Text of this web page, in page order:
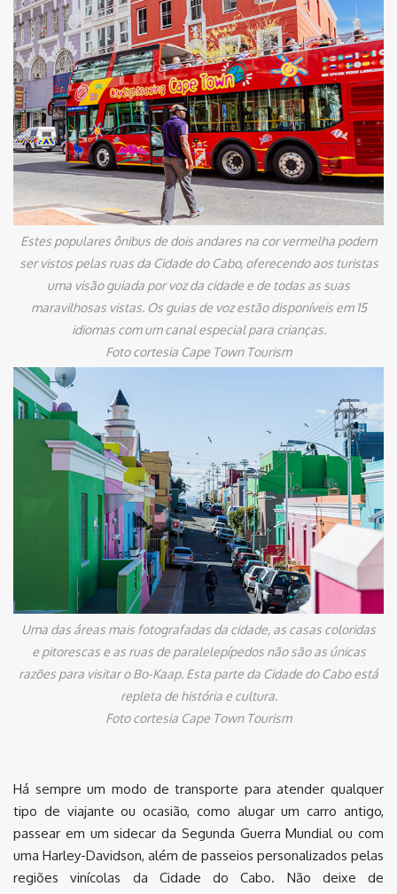
Estes populares ônibus de dois andares na cor vermelha podem
ser vistos pelas ruas da Cidade do Cabo, oferecendo aos turistas
uma visão guiada por voz da cidade e de todas as suas
maravilhosas vistas. Os guias de voz estão disponíveis em 15
idiomas com um canal especial para crianças.
Foto cortesia Cape Town Tourism
Uma das áreas mais fotografadas da cidade, as casas coloridas
e pitorescas e as ruas de paralelepípedos não são as únicas
razões para visitar o Bo-Kaap. Esta parte da Cidade do Cabo está
repleta de história e cultura.
Foto cortesia Cape Town Tourism
Há sempre um modo de transporte para atender qualquer
tipo de viajante ou ocasião, como alugar um carro antigo,
passear em um sidecar da Segunda Guerra Mundial ou com
uma Harley-Davidson, além de passeios personalizados pelas
regiões vinícolas da Cidade do Cabo. Não deixe de